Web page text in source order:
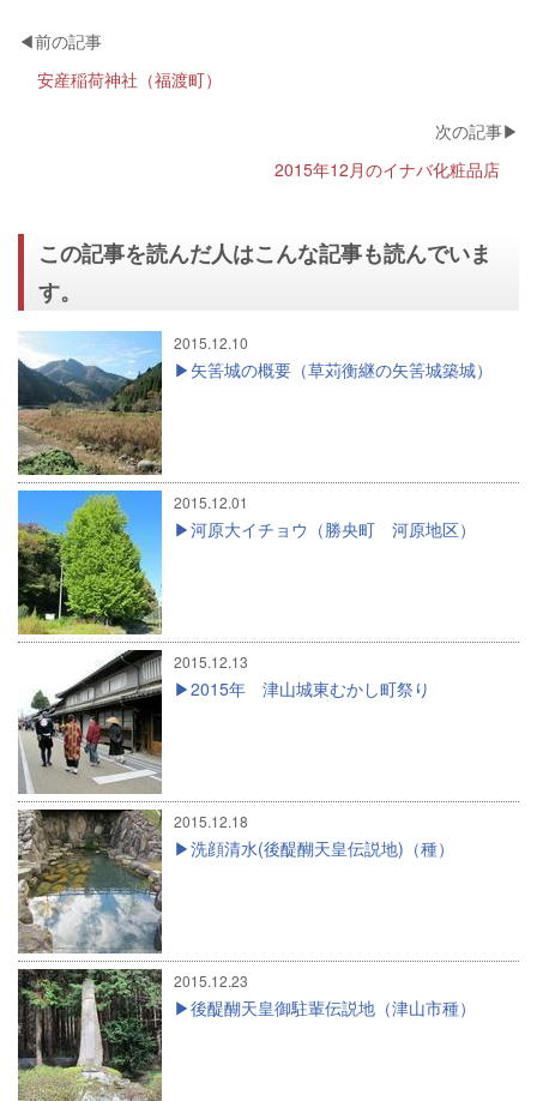
安産稲荷神社（福渡町）
2015年12月のイナバ化粧品店
この記事を読んだ人はこんな記事も読んでいま
す。
2015.12.10
矢筈城の概要（草苅衡継の矢筈城築城）
2015.12.01
河原大イチョウ（勝央町 河原地区）
2015.12.13
2015年 津山城東むかし町祭り
2015.12.18
洗顔清水(後醍醐天皇伝説地)（種）
2015.12.23
後醍醐天皇御駐輩伝説地（津山市種）